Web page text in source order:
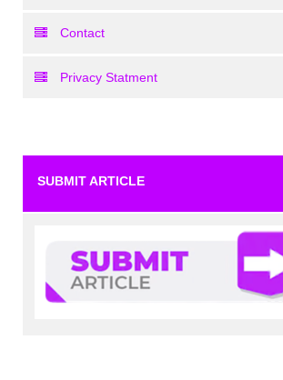
Contact
Privacy Statment
SUBMIT ARTICLE